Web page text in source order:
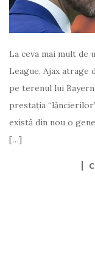
La ceva mai mult de
League, Ajax atrage
pe terenul lui
prestaţia
există din nou o
[…]